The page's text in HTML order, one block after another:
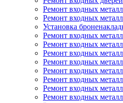
Ремонт входных
Ремонт входных
Установка
Ремонт входных
Ремонт входных
Ремонт входных
Ремонт входных
Ремонт входных
Ремонт входных
Ремонт входных
Ремонт входных